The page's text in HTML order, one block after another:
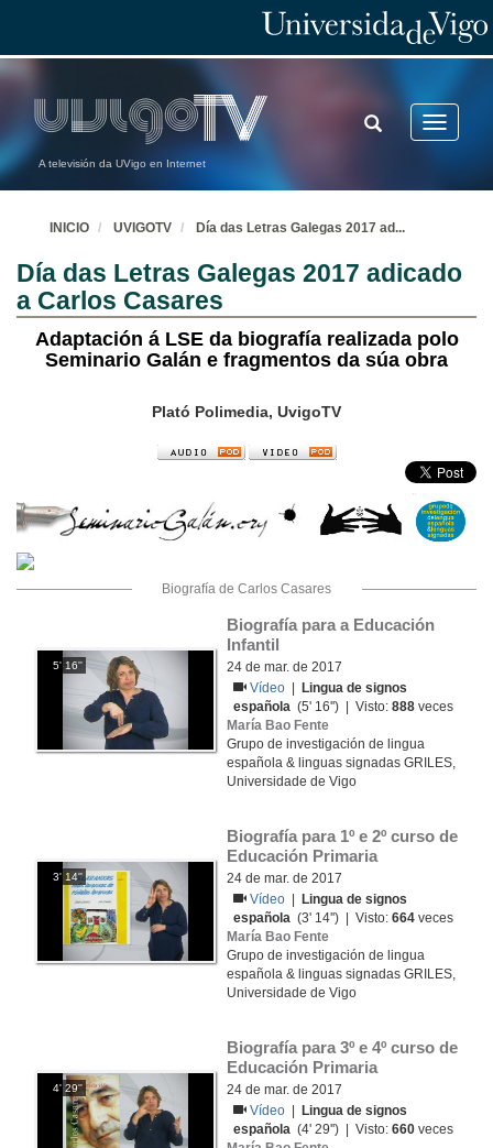
A televisión da UVigo en Internet
Toggle
TOGGLE
SEARCH
INICIO UVIGOTV Día das Letras Galegas 2017 ad...
Día das Letras Galegas 2017 adicado
a Carlos Casares
Adaptación á LSE da biografía realizada polo
Seminario Galán e fragmentos da súa obra
Plató Polimedia, UvigoTV
Biografía de Carlos Casares
5' 16''
Biografía para a Educación
Infantil
24 de mar. de 2017
Vídeo
Lingua de signos
española (5' 16'') | Visto:888 veces
María Bao Fente
Grupo de investigación de lingua
española & linguas signadas GRILES,
Universidade de Vigo
3' 14''
Biografía para 1º e 2º curso de
Educación Primaria
24 de mar. de 2017
Vídeo
Lingua de signos
española (3' 14'') | Visto:664 veces
María Bao Fente
Grupo de investigación de lingua
española & linguas signadas GRILES,
Universidade de Vigo
4' 29''
Biografía para 3º e 4º curso de
Educación Primaria
24 de mar. de 2017
Vídeo
Lingua de signos
española (4' 29'') | Visto:660 veces